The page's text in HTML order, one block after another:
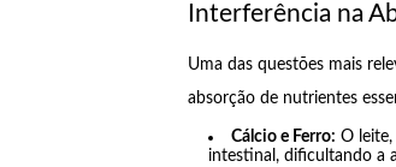
Interferência na
Uma das questões mais
absorção de nutrientes
Cálcio e Ferro: O
intestinal, dificultando a